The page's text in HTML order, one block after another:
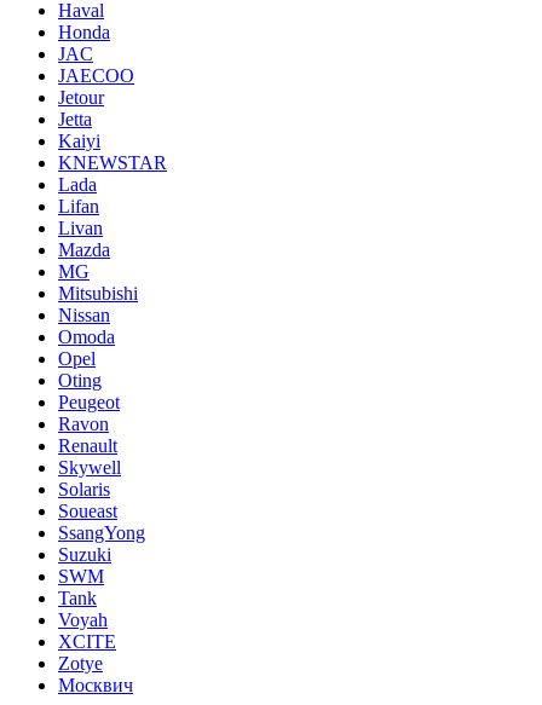
Haval
Honda
JAC
JAECOO
Jetour
Jetta
Kaiyi
KNEWSTAR
Lada
Lifan
Livan
Mazda
MG
Mitsubishi
Nissan
Omoda
Opel
Oting
Peugeot
Ravon
Renault
Skywell
Solaris
Soueast
SsangYong
Suzuki
SWM
Tank
Voyah
XCITE
Zotye
Москвич